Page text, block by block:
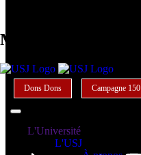
Main Menu USJ
Dons Dons Campagne 150
L'Université
L'USJ